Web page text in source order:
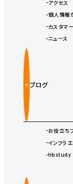
アクセス
個人情報
カスタマ
ニュース
ブログ
お役立ち
インフラ
hbstudy